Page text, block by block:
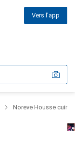
Vers l'app
Noreve Housse cuir